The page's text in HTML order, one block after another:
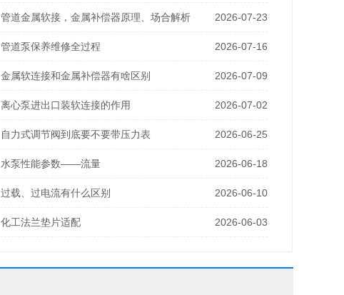
管道金属软接，金属补偿器原理、场合解析 2026-07-23
管道泵保养维修全过程 2026-07-16
金属软连接和金属补偿器有啥区别 2026-07-09
离心泵进出口装软连接的作用 2026-07-02
自力式调节阀到底要不要带压力表 2026-06-25
水泵性能参数——流量 2026-06-18
过载、过电流有什么区别 2026-06-10
化工法兰垫片适配 2026-06-03